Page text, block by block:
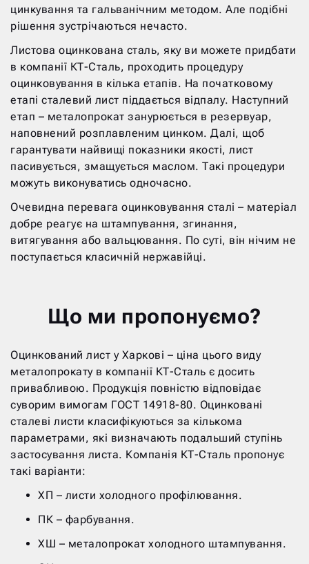
цинкування та гальванічним методом. Але подібні
рішення зустрічаються нечасто.
Листова оцинкована сталь, яку ви можете придбати
в компанії КТ-Сталь, проходить процедуру
оцинковування в кілька етапів. На початковому
етапі сталевий лист піддається відпалу. Наступний
етап – металопрокат занурюється в резервуар,
наповнений розплавленим цинком. Далі, щоб
гарантувати найвищі показники якості, лист
пасивується, змащується маслом. Такі процедури
можуть виконуватись одночасно.
Очевидна перевага оцинковування сталі – матеріал
добре реагує на штампування, згинання,
витягування або вальцювання. По суті, він нічим не
поступається класичній нержавійці.
Що ми пропонуємо?
Оцинкований лист у Харкові – ціна цього виду
металопрокату в компанії КТ-Сталь є досить
привабливою. Продукція повністю відповідає
суворим вимогам ГОСТ 14918-80. Оцинковані
сталеві листи класифікуються за кількома
параметрами, які визначають подальший ступінь
застосування листа. Компанія КТ-Сталь пропонує
такі варіанти:
ХП – листи холодного профілювання.
ПК – фарбування.
ХШ – металопрокат холодного штампування.